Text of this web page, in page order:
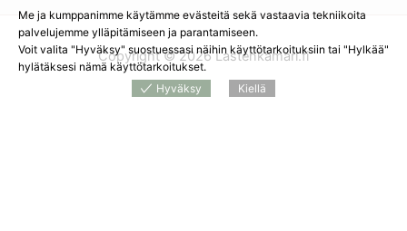
Copyright © 2026 Lastenkamari.fi
Me ja kumppanimme käytämme evästeitä sekä vastaavia tekniikoita
palvelujemme ylläpitämiseen ja parantamiseen.
Voit valita "Hyväksy" suostuessasi näihin käyttötarkoituksiin tai "Hylkää"
hylätäksesi nämä käyttötarkoitukset.
Hyväksy
Kiellä